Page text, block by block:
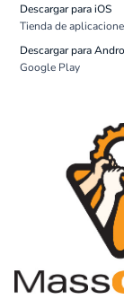
Descargar para iOS
Tienda de
Descargar para
Google Play